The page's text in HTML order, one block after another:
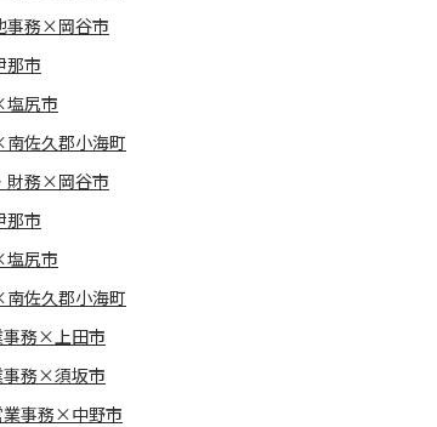
事務×岡谷市
那市
尻市
佐久郡小海町
財務×岡谷市
那市
尻市
佐久郡小海町
事務×上田市
事務×須坂市
業事務×中野市